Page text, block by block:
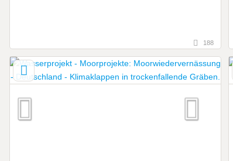
188